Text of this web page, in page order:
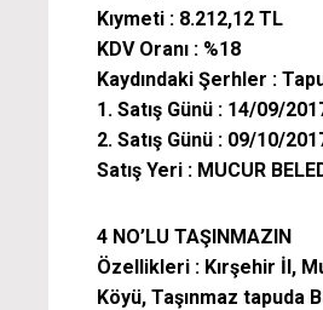
Kıymeti : 8.212,12 TL
KDV Oranı : %18
Kaydındaki Şerhler :
1. Satış Günü : 14/09/
2. Satış Günü : 09/10/
Satış Yeri : MUCUR
4 NO’LU TAŞINMAZIN
Özellikleri : Kırşehir İl,
Köyü, Taşınmaz tapuda